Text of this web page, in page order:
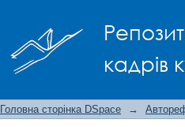
кадрів
Головна сторінка DSpace →